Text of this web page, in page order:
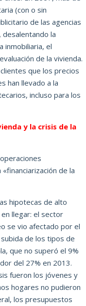
(con o sin
de las agencias
la
inmobiliaria, el
de la vivienda.
que los precios
han llevado a la
incluso para los
y la crisis de la
de la
hipotecas de alto
llegar: el sector
se vio afectado por el
de los tipos de
que no superó el 9%
del 27% en 2013.
fueron los jóvenes y
hogares no pudieron
los presupuestos